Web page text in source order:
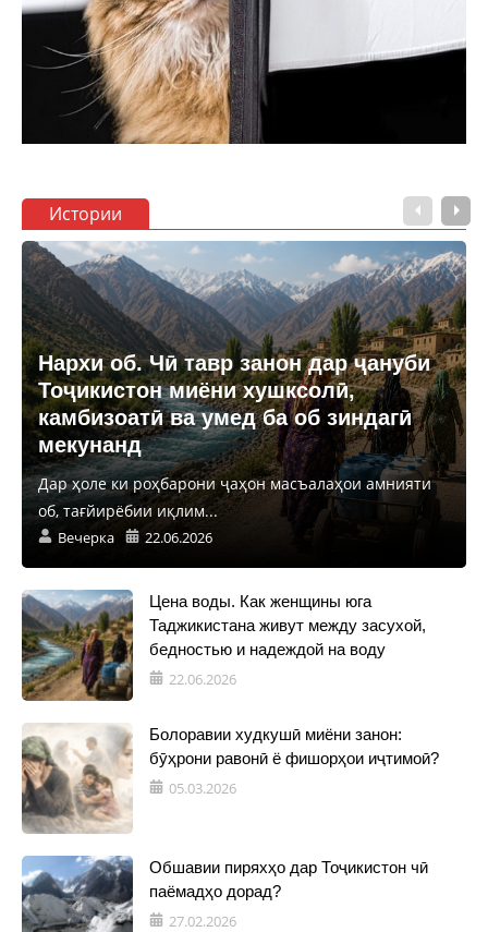
Истории
Нархи об. Чӣ тавр занон дар ҷануби
Тоҷикистон миёни хушксолӣ,
камбизоатӣ ва умед ба об зиндагӣ
мекунанд
Дар ҳоле ки роҳбарони ҷаҳон масъалаҳои амнияти
об, тағйирёбии иқлим...
Вечерка 22.06.2026
Цена воды. Как женщины юга
Таджикистана живут между засухой,
бедностью и надеждой на воду
22.06.2026
Болоравии худкушӣ миёни занон:
бӯҳрони равонӣ ё фишорҳои иҷтимоӣ?
05.03.2026
Обшавии пиряхҳо дар Тоҷикистон чӣ
паёмадҳо дорад?
27.02.2026